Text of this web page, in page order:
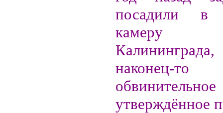
посадили в
камеру
наконец-
утверждённое